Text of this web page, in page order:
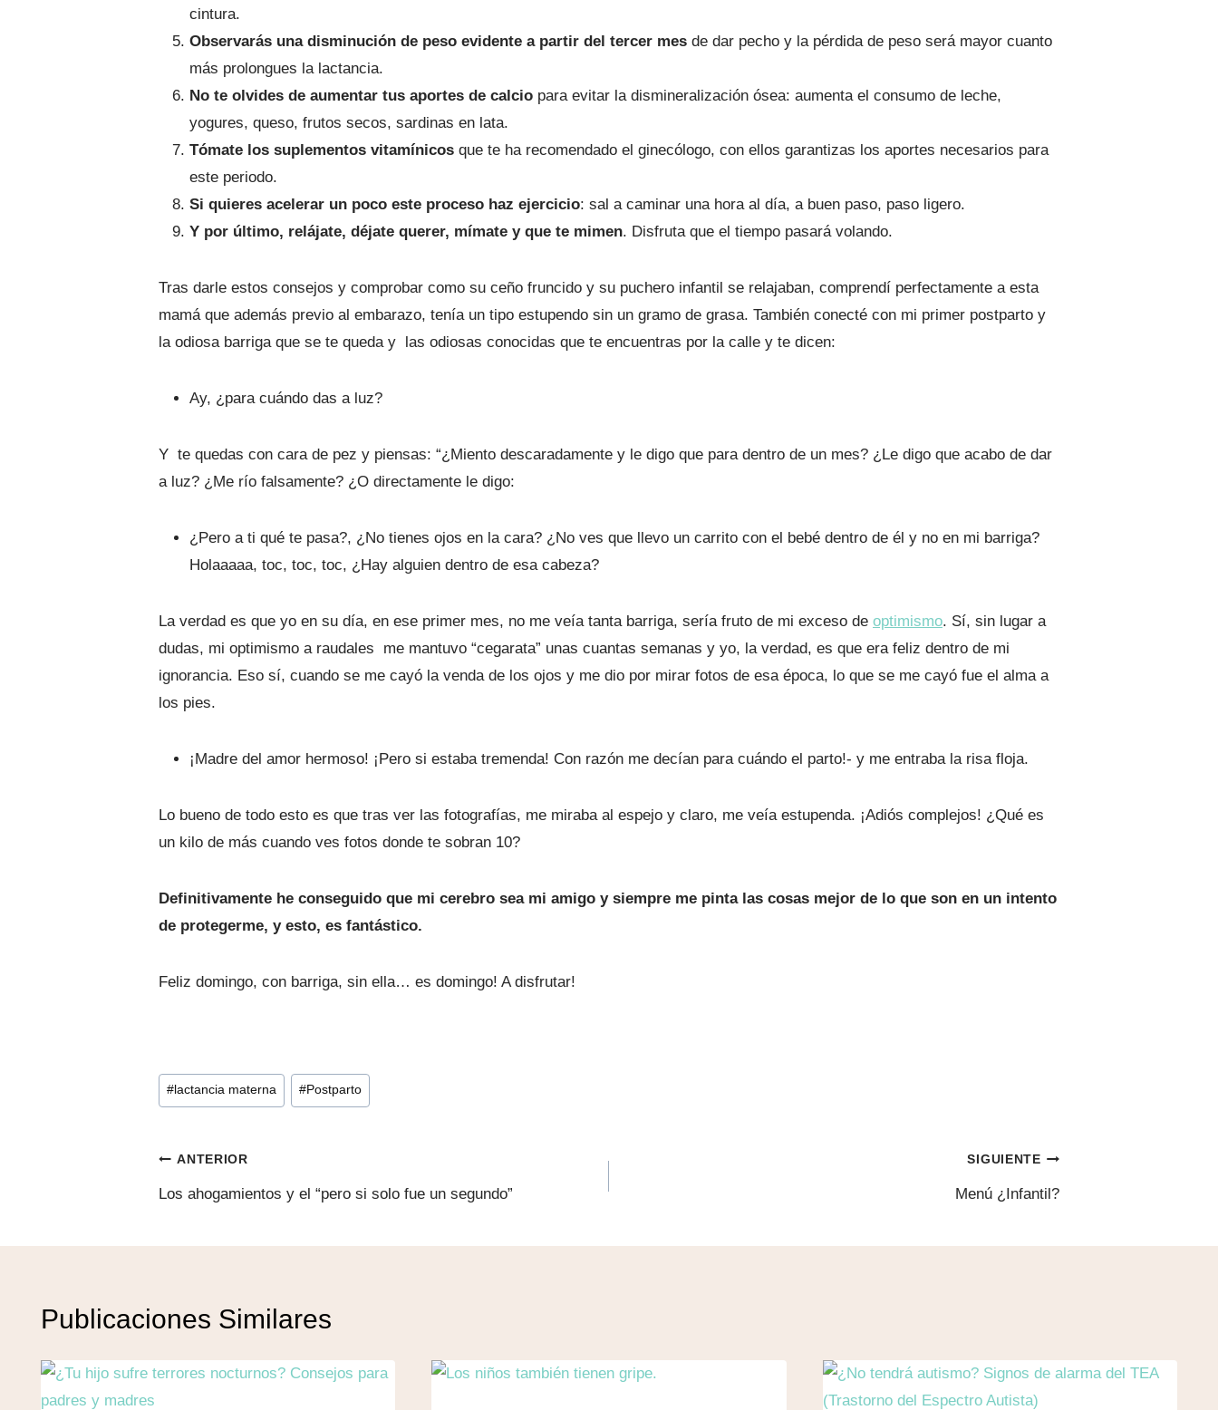
cintura.
Observarás una disminución de peso evidente a partir del tercer mes de dar pecho y la pérdida de peso será mayor cuanto
más prolongues la lactancia.
No te olvides de aumentar tus aportes de calcio para evitar la dismineralización ósea: aumenta el consumo de leche,
yogures, queso, frutos secos, sardinas en lata.
Tómate los suplementos vitamínicos que te ha recomendado el ginecólogo, con ellos garantizas los aportes necesarios para
este periodo.
Si quieres acelerar un poco este proceso haz ejercicio: sal a caminar una hora al día, a buen paso, paso ligero.
Y por último, relájate, déjate querer, mímate y que te mimen. Disfruta que el tiempo pasará volando.
Tras darle estos consejos y comprobar como su ceño fruncido y su puchero infantil se relajaban, comprendí perfectamente a esta
mamá que además previo al embarazo, tenía un tipo estupendo sin un gramo de grasa. También conecté con mi primer postparto y
la odiosa barriga que se te queda y las odiosas conocidas que te encuentras por la calle y te dicen:
Ay, ¿para cuándo das a luz?
Y te quedas con cara de pez y piensas: “¿Miento descaradamente y le digo que para dentro de un mes? ¿Le digo que acabo de dar
a luz? ¿Me río falsamente? ¿O directamente le digo:
¿Pero a ti qué te pasa?, ¿No tienes ojos en la cara? ¿No ves que llevo un carrito con el bebé dentro de él y no en mi barriga?
Holaaaaa, toc, toc, toc, ¿Hay alguien dentro de esa cabeza?
La verdad es que yo en su día, en ese primer mes, no me veía tanta barriga, sería fruto de mi exceso de optimismo. Sí, sin lugar a
dudas, mi optimismo a raudales me mantuvo “cegarata” unas cuantas semanas y yo, la verdad, es que era feliz dentro de mi
ignorancia. Eso sí, cuando se me cayó la venda de los ojos y me dio por mirar fotos de esa época, lo que se me cayó fue el alma a
los pies.
¡Madre del amor hermoso! ¡Pero si estaba tremenda! Con razón me decían para cuándo el parto!- y me entraba la risa floja.
Lo bueno de todo esto es que tras ver las fotografías, me miraba al espejo y claro, me veía estupenda. ¡Adiós complejos! ¿Qué es
un kilo de más cuando ves fotos donde te sobran 10?
Definitivamente he conseguido que mi cerebro sea mi amigo y siempre me pinta las cosas mejor de lo que son en un intento
de protegerme, y esto, es fantástico.
Feliz domingo, con barriga, sin ella… es domingo! A disfrutar!
Etiquetas
de
entrada:
# lactancia materna #Postparto
Navegación
de
entradas
ANTERIOR
Los ahogamientos y el “pero si solo fue un segundo”
SIGUIENTE
Menú ¿Infantil?
Publicaciones Similares